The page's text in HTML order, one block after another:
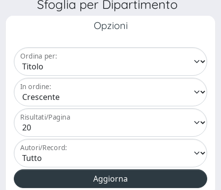
Sfoglia per Dipartimento
Opzioni
Ordina per:
In ordine:
Risultati/Pagina
Autori/Record: